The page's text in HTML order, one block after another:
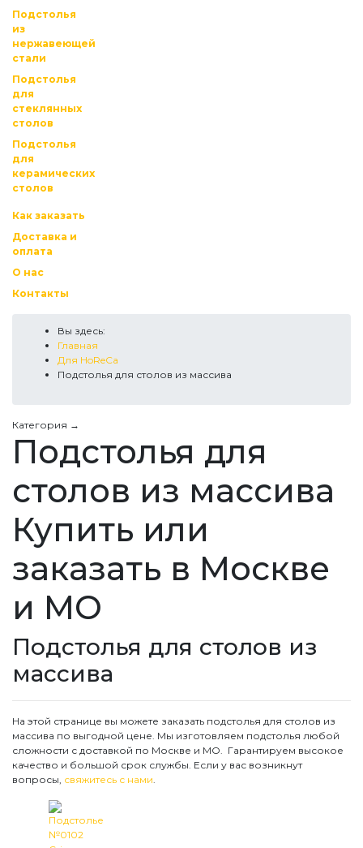
Подстолья
из
нержавеющей
стали
Подстолья
для
стеклянных
столов
Подстолья
для
керамических
столов
Как заказать
Доставка и
оплата
О нас
Контакты
Вы здесь:
Главная
Для HoReCa
Подстолья для столов из массива
Категория →
Подстолья для
столов из массива
Купить или
заказать в Москве
и МО
Подстолья для столов из
массива
На этой странице вы можете заказать подстолья для столов из
массива по выгодной цене. Мы изготовляем подстолья любой
сложности с доставкой по Москве и МО. Гарантируем высокое
качество и большой срок службы. Если у вас возникнут
вопросы, свяжитесь с нами.